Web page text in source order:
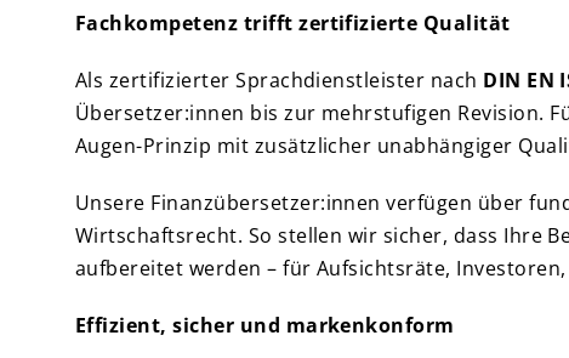
Fachkompetenz trifft zertifizierte Qualität
Als zertifizierter Sprachdienstleister nach DIN EN
Übersetzer:innen bis zur mehrstufigen Revision.
Augen-Prinzip mit zusätzlicher unabhängiger
Unsere Finanzübersetzer:innen verfügen über
Wirtschaftsrecht. So stellen wir sicher, dass Ihre
aufbereitet werden – für Aufsichtsräte,
Effizient, sicher und markenkonform